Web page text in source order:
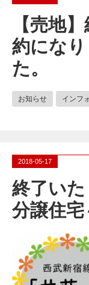
【売地
約にな
た。
お知らせ インフ
2018-05-17
終了い
分譲住宅